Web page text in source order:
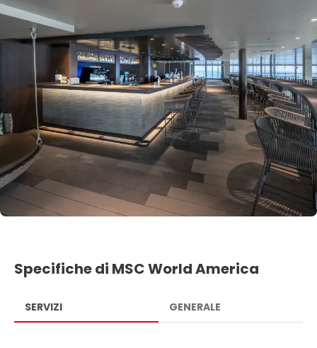
Specifiche di MSC World America
SERVIZI GENERALE